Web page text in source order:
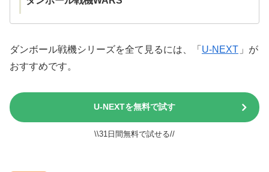
ダンボール戦機シリーズを全て見るには、「 U-NEXT 」が
おすすめです。
U-NEXTを無料で試す
\\31日間無料で試せる//